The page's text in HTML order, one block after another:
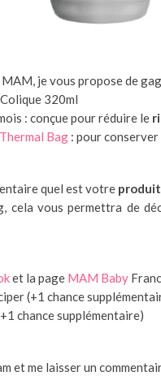
je vous propose de
320ml
: conçue pour réduire le
Thermal Bag : pour
quel est votre produit
cela vous permettra de
et la page MAM Baby
(+1 chance
chance supplémentaire)
et me laisser un